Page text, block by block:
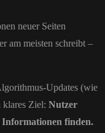
neuer Seiten
am meisten schreibt –
Updates (wie
Ziel: Nutzer
Informationen finden.